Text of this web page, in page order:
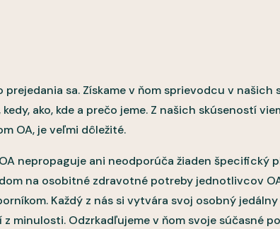
sa. Získame v ňom sprievodcu v našich
ako, kde a prečo jeme. Z našich skúseností
OA, je veľmi dôležité.
nepropaguje ani neodporúča žiaden špecifický
na osobitné zdravotné potreby jednotlivcov
Každý z nás si vytvára svoj osobný jedálny
Odzrkadľujeme v ňom svoje súčasné